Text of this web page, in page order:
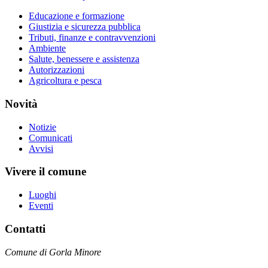
Educazione e formazione
Giustizia e sicurezza pubblica
Tributi, finanze e contravvenzioni
Ambiente
Salute, benessere e assistenza
Autorizzazioni
Agricoltura e pesca
Novità
Notizie
Comunicati
Avvisi
Vivere il comune
Luoghi
Eventi
Contatti
Comune di Gorla Minore